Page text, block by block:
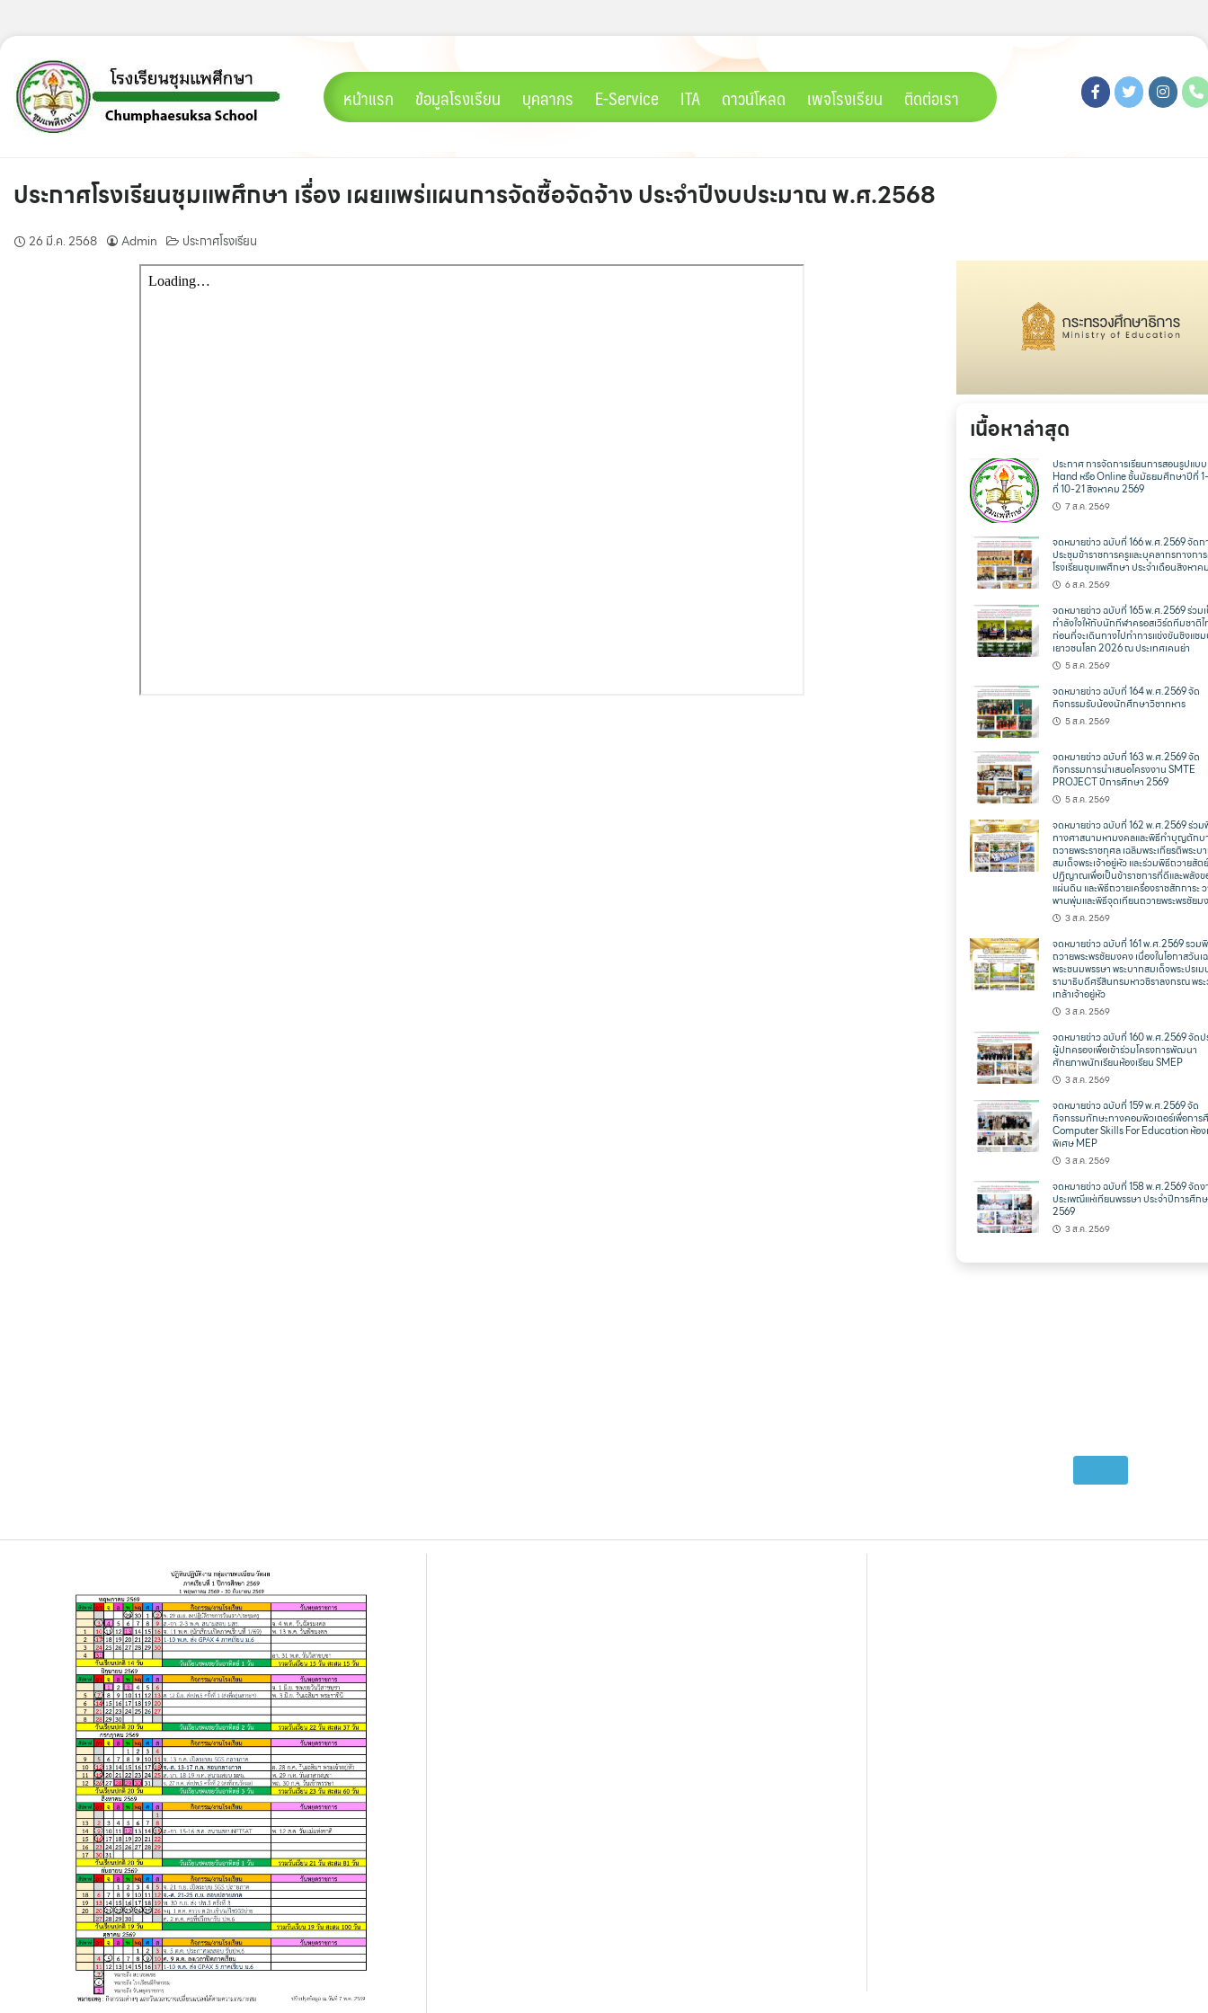
content
หน้าแรก ข้อมูลโรงเรียน บุคลากร E-Service ITA ดาวน์โหลด เพจโรงเรียน ติดต่อเรา
ประกาศโรงเรียนชุมแพศึกษา เรื่อง เผยแพร่แผนการจัดซื้อจัดจ้าง ประจำปีงบประมาณ พ.ศ.2568
26 มี.ค. 2568 Admin ประกาศโรงเรียน
เนื้อหาล่าสุด
ประกาศ การจัดการเรียนการสอนรูปแบ
Hand หรือ Online ชั้นมัธยมศึกษาปีที่
ที่ 10-21 สิงหาคม 2569
7 ส.ค. 2569
จดหมายข่าว ฉบับที่ 166 พ.ศ.2569 จัดก
ประชุมข้าราชการครูและบุคลากรทางกา
โรงเรียนชุมแพศึกษา ประจำเดือนสิงหาค
6 ส.ค. 2569
จดหมายข่าว ฉบับที่ 165 พ.ศ.2569 ร่วม
กำลังใจให้กับนักกีฬาครอสเวิร์ดทีมชาติ
ก่อนที่จะเดินทางไปทำการแข่งขันชิงแช
เยาวชนโลก 2026 ณ ประเทศเคนย่า
5 ส.ค. 2569
จดหมายข่าว ฉบับที่ 164 พ.ศ.2569 จัด
กิจกรรมรับน้องนักศึกษาวิชาทหาร
5 ส.ค. 2569
จดหมายข่าว ฉบับที่ 163 พ.ศ.2569 จัด
กิจกรรมการนำเสนอโครงงาน SMTE
PROJECT ปีการศึกษา 2569
5 ส.ค. 2569
จดหมายข่าว ฉบับที่ 162 พ.ศ.2569 ร่วม
ทางศาสนามหามงคลและพิธีทำบุญตักบ
ถวายพระราชกุศล เฉลิมพระเกียรติพระบ
สมเด็จพระเจ้าอยู่หัว และร่วมพิธีถวายสัต
ปฏิญาณเพื่อเป็นข้าราชการที่ดีและพลังข
แผ่นดิน และพิธีถวายเครื่องราชสักการะ
พานพุ่มและพิธีจุดเทียนถวายพระพรชัยม
3 ส.ค. 2569
จดหมายข่าว ฉบับที่ 161 พ.ศ.2569 รวม
ถวายพระพรชัยมงคง เนื่องในโอกาสวันเ
พระชนมพรรษา พระบาทสมเด็จพระปรเ
รามาธิบดีศรีสินทรมหาวชิราลงกรณ พร
เกล้าเจ้าอยู่หัว
3 ส.ค. 2569
จดหมายข่าว ฉบับที่ 160 พ.ศ.2569 จัดป
ผู้ปกครองเพื่อเข้าร่วมโครงการพัฒนา
ศักยภาพนักเรียนห้องเรียน SMEP
3 ส.ค. 2569
จดหมายข่าว ฉบับที่ 159 พ.ศ.2569 จัด
กิจกรรมทักษะทางคอมพิวเตอร์เพื่อการ
Computer Skills For Education ห้อง
พิเศษ MEP
3 ส.ค. 2569
จดหมายข่าว ฉบับที่ 158 พ.ศ.2569 จัดง
ประเพณีแห่เทียนพรรษา ประจำปีการศึก
2569
3 ส.ค. 2569